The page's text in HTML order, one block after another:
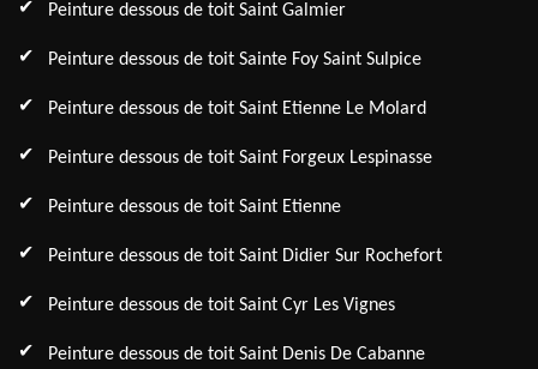
Peinture dessous de toit Saint Galmier
Peinture dessous de toit Sainte Foy Saint Sulpice
Peinture dessous de toit Saint Etienne Le Molard
Peinture dessous de toit Saint Forgeux Lespinasse
Peinture dessous de toit Saint Etienne
Peinture dessous de toit Saint Didier Sur Rochefort
Peinture dessous de toit Saint Cyr Les Vignes
Peinture dessous de toit Saint Denis De Cabanne